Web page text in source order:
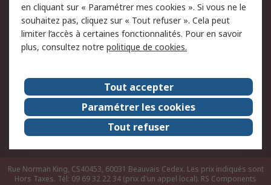
de vente
corruption
Campagnes marketing
A propos de RS
A propos de RS France
Evénements
Le groupe RS Group Plc
Presse
RS dans le monde
Démarche RSE
RS Particuliers
Rue Norman King, CS40453, 60031 Beauvais Cedex. Les prix indiqués sont
Hors Taxes. Tél: 09 69 32 22 34 (prix d'un appel local). RS Components
en cliquant sur « Paramétrer mes cookies ». Si vous ne le
souhaitez pas, cliquez sur « Tout refuser ». Cela peut
limiter l’accès à certaines fonctionnalités. Pour en savoir
plus, consultez notre politique de cookies.
Tout accepter
Paramétrer les cookies
Tout refuser